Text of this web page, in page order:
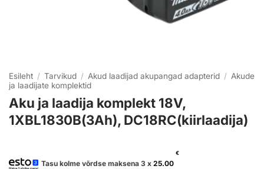
Esileht / Tarvikud / Akud laadijad akupangad adapterid / Akude
ja laadijate komplektid
Aku ja laadija komplekt 18V,
1XBL1830B(3Ah), DC18RC(kiirlaadija)
Tasu kolme võrdse maksena 3 x 25.00
€